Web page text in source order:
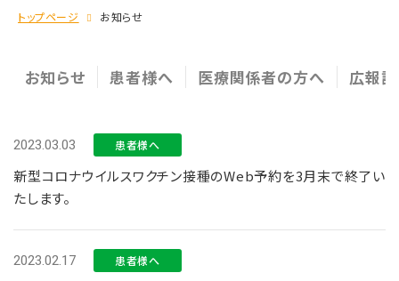
トップページ お知らせ
お知らせ 患者様へ 医療関係者の方へ 広報誌
2023.03.03 患者様へ
新型コロナウイルスワクチン接種のWeb予約を3月末で終了い
たします。
2023.02.17 患者様へ